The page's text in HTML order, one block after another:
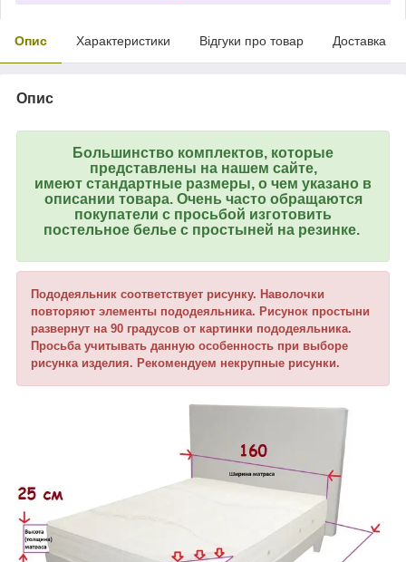
Опис Характеристики Відгуки про товар Доставка
Опис
Большинство комплектов, которые
представлены на нашем сайте,
имеют стандартные размеры, о чем указано в
описании товара. Очень часто обращаются
покупатели с просьбой изготовить
постельное белье с простыней на резинке.
Пододеяльник соответствует рисунку. Наволочки
повторяют элементы пододеяльника. Рисунок простыни
развернут на 90 градусов от картинки пододеяльника.
Просьба учитывать данную особенность при выборе
рисунка изделия. Рекомендуем некрупные рисунки.